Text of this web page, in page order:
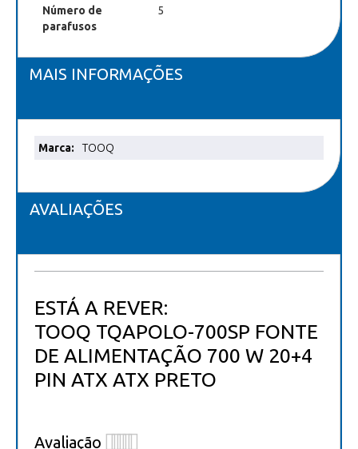
Número de
parafusos
5
MAIS INFORMAÇÕES
Mais
TOOQ
AVALIAÇÕES
ESTÁ A REVER:
TOOQ TQAPOLO-700SP FONTE
DE ALIMENTAÇÃO 700 W 20+4
PIN ATX ATX PRETO
Avaliação